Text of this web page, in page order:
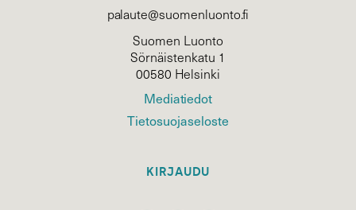
palaute@suomenluonto.fi
Suomen Luonto
Sörnäistenkatu 1
00580 Helsinki
Mediatiedot
Tietosuojaseloste
KIRJAUDU